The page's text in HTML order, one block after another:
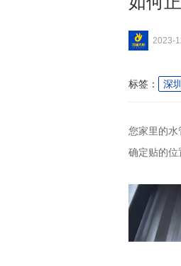
2023-
标签： 深
您家里的水
确定贴的位